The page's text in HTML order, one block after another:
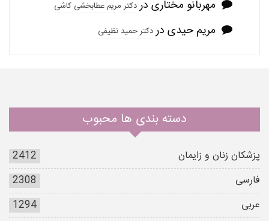
مهربانو مختاری دردکتر مریم عطابخشی کاشی
مریم حیدی دردکتر حمید نظیفی
دسته بندی ها محبوب
پزشکان زنان و زایمان
2412
فارسی
2308
عربی
1294